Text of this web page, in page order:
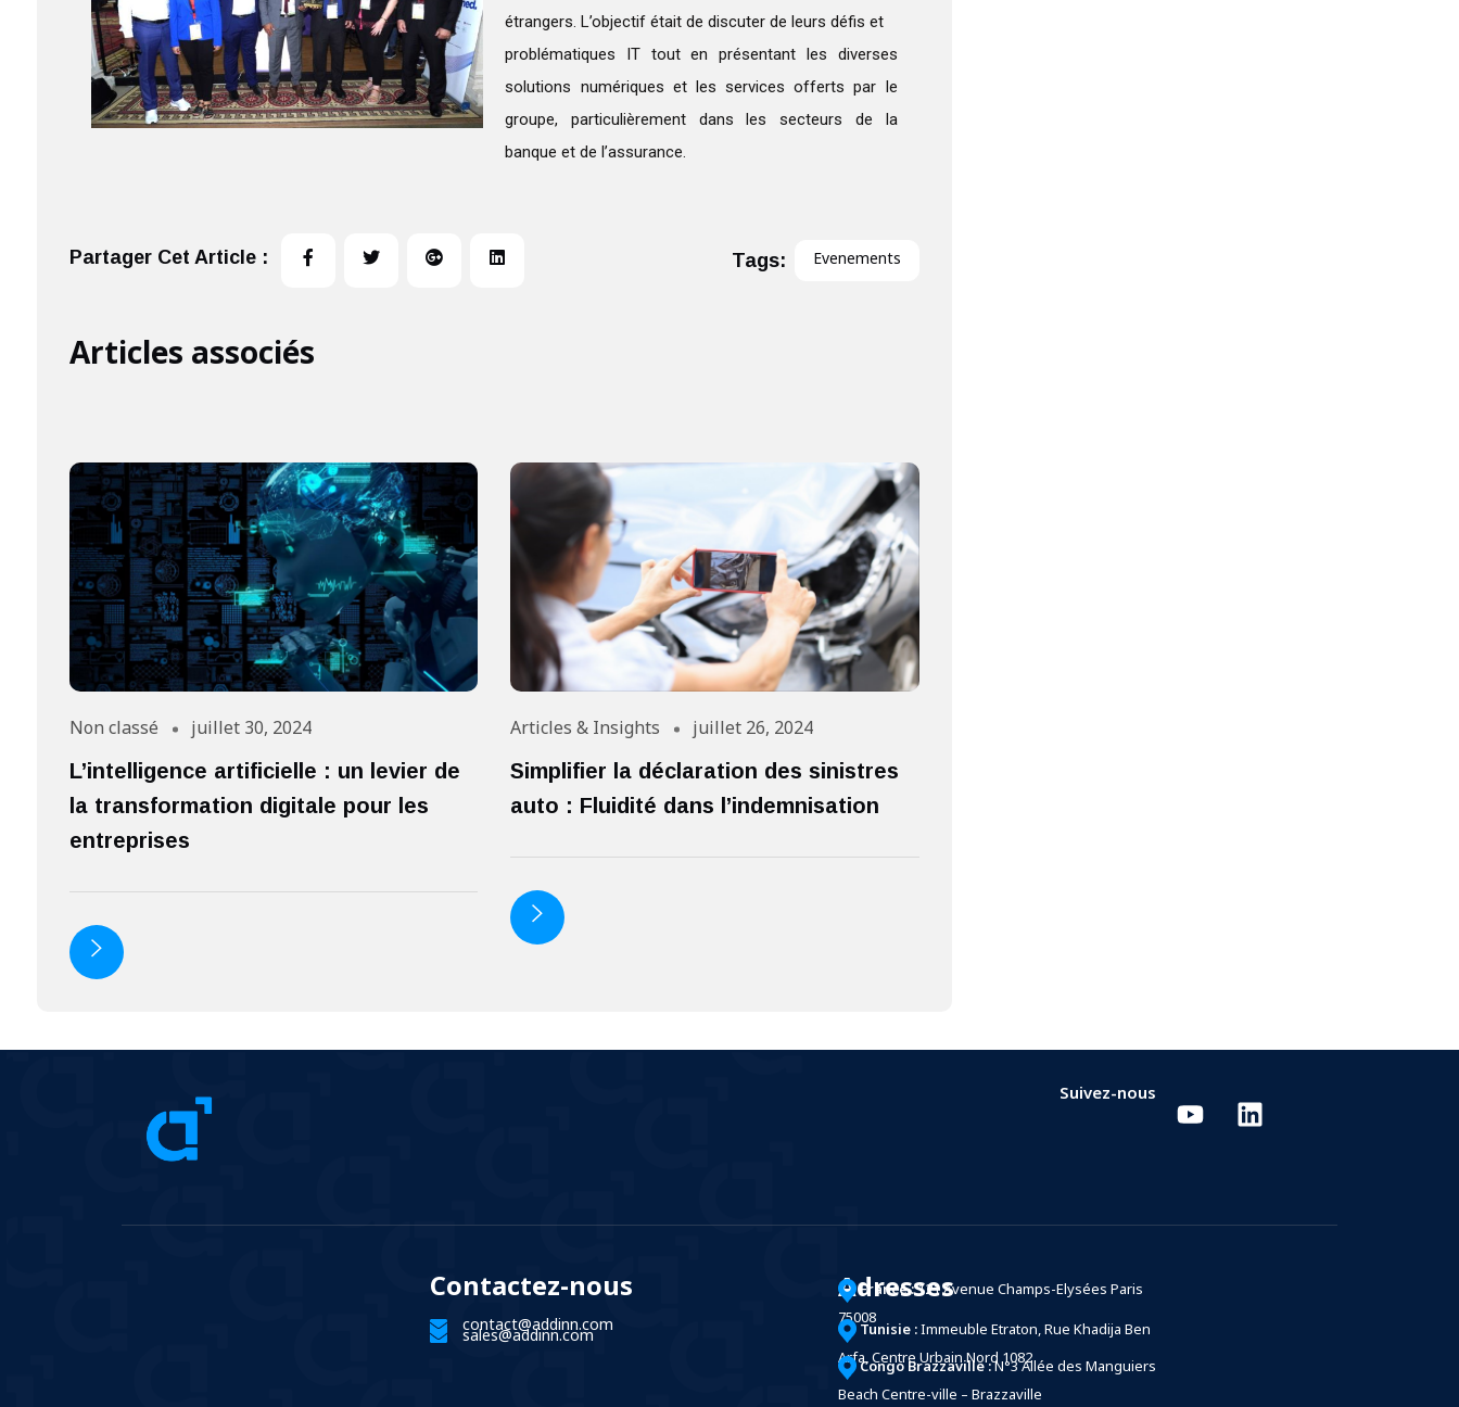
étrangers. L’objectif était de discuter de leurs défis et
problématiques IT tout en présentant les diverses
solutions numériques et les services offerts par le
groupe, particulièrement dans les secteurs de la
banque et de l’assurance.
Partager Cet Article : Tags: Evenements
Articles associés
Non classé juillet 30, 2024
L’intelligence artificielle : un levier de
la transformation digitale pour les
entreprises
Articles & Insights juillet 26, 2024
Simplifier la déclaration des sinistres
auto : Fluidité dans l’indemnisation
Suivez-nous
Contactez-nous
contact@addinn.com
sales@addinn.com
Adresses
France :121 Avenue Champs-Elysées Paris
75008
Tunisie :Immeuble Etraton, Rue Khadija Ben
Arfa, Centre Urbain Nord 1082
Congo Brazzaville :N°3 Allée des Manguiers
Beach Centre-ville – Brazzaville